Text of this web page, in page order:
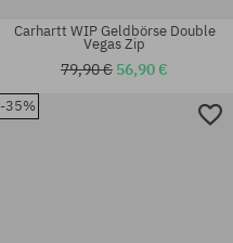
Carhartt WIP Geldbörse Double
Vegas Zip
79,90 € 56,90 €
-35%